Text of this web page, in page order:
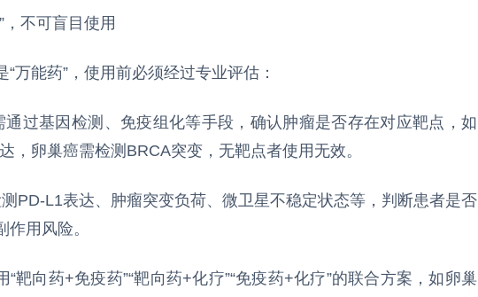
不可盲目使用
万能药”，使用前必须经过专业评估：
通过基因检测、免疫组化等手段，确认肿瘤是否存在对应靶点，如
，卵巢癌需检测BRCA突变，无靶点者使用无效。
PD-L1表达、肿瘤突变负荷、微卫星不稳定状态等，判断患者是否
用风险。
靶向药+免疫药”“靶向药+化疗”“免疫药+化疗”的联合方案，如卵巢